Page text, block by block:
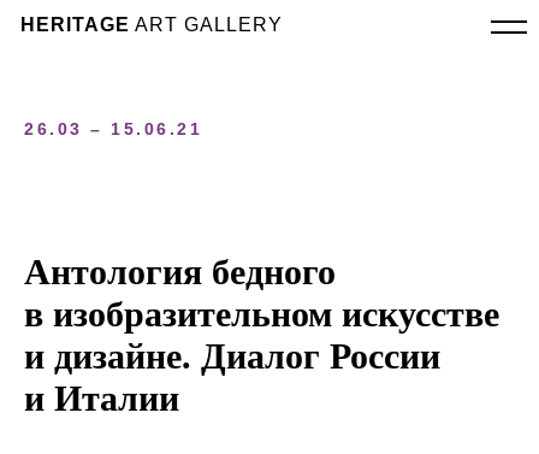
HERITAGE ART GALLERY
26.03 – 15.06.21
Антология бедного
в изобразительном искусстве
и дизайне. Диалог России
и Италии